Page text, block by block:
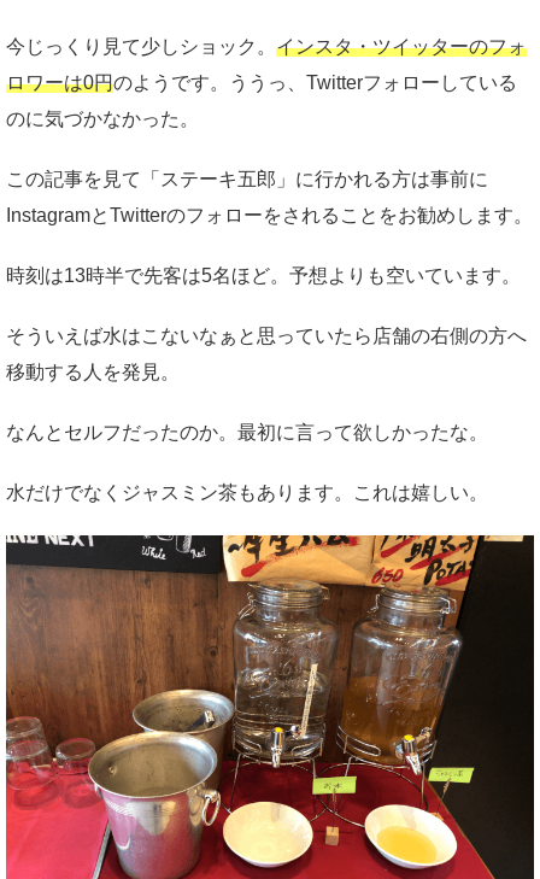
今じっくり見て少しショック。 インスタ・ツイッターのフォ
ロワーは0円のようです。ううっ、Twitterフォローしている
のに気づかなかった。
この記事を見て「ステーキ五郎」に行かれる方は事前に
InstagramとTwitterのフォローをされることをお勧めします。
時刻は13時半で先客は5名ほど。予想よりも空いています。
そういえば水はこないなぁと思っていたら店舗の右側の方へ
移動する人を発見。
なんとセルフだったのか。最初に言って欲しかったな。
水だけでなくジャスミン茶もあります。これは嬉しい。